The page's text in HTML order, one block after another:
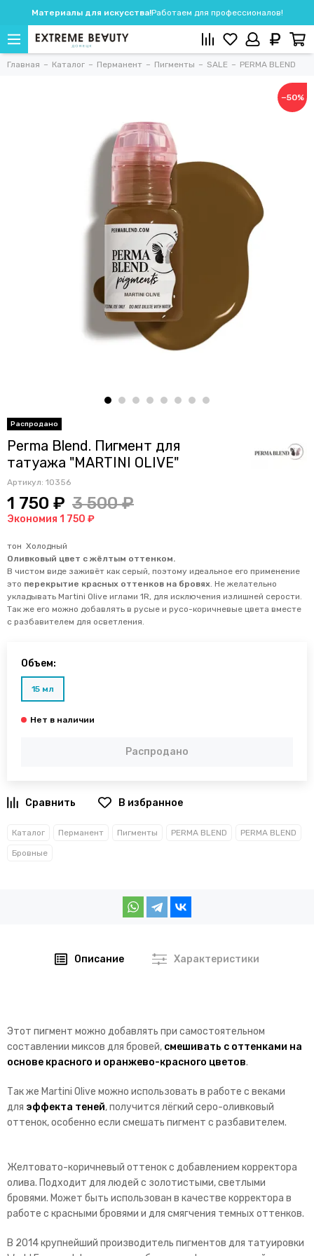
Материалы для искусства!Работаем для профессионалов!
Главная Каталог Перманент Пигменты SALE PERMA BLEND
−50%
Perma Blend. Пигмент для
татуажа "MARTINI OLIVE"
Артикул: 10356
1 750 ₽ 3 500 ₽
Экономия 1 750 ₽
тон Холодный
Оливковый цвет с жёлтым оттенком.
В чистом виде заживёт как серый, поэтому идеальное его применение
это перекрытие красных оттенков на бровях. Не желательно
укладывать Martini Olive иглами 1R, для исключения излишней серости.
Так же его можно добавлять в русые и русо-коричневые цвета вместе
с разбавителем для осветления.
Объем:
15 мл
Распродано
В избранное
Каталог Перманент Пигменты PERMA BLEND PERMA BLEND
Бровные
Описание Характеристики
Этот пигмент можно добавлять при самостоятельном
составлении миксов для бровей, смешивать с оттенками на
основе красного и оранжево-красного цветов.
Так же Martini Olive можно использовать в работе с веками
для эффекта теней, получится лёгкий серо-оливковый
оттенок, особенно если смешать пигмент с разбавителем.
Желтовато-коричневый оттенок с добавлением корректора
олива. Подходит для людей с золотистыми, светлыми
бровями. Может быть использован в качестве корректора в
работе с красными бровями и для смягчения темных оттенков.
В 2014 крупнейший производитель пигментов для татуировки